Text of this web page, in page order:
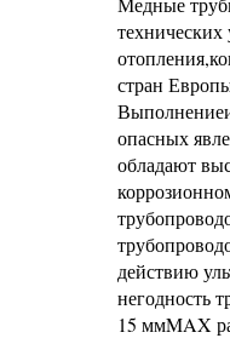
технических
стран
опасных
обладают
действию
негодность
15 ммMAX